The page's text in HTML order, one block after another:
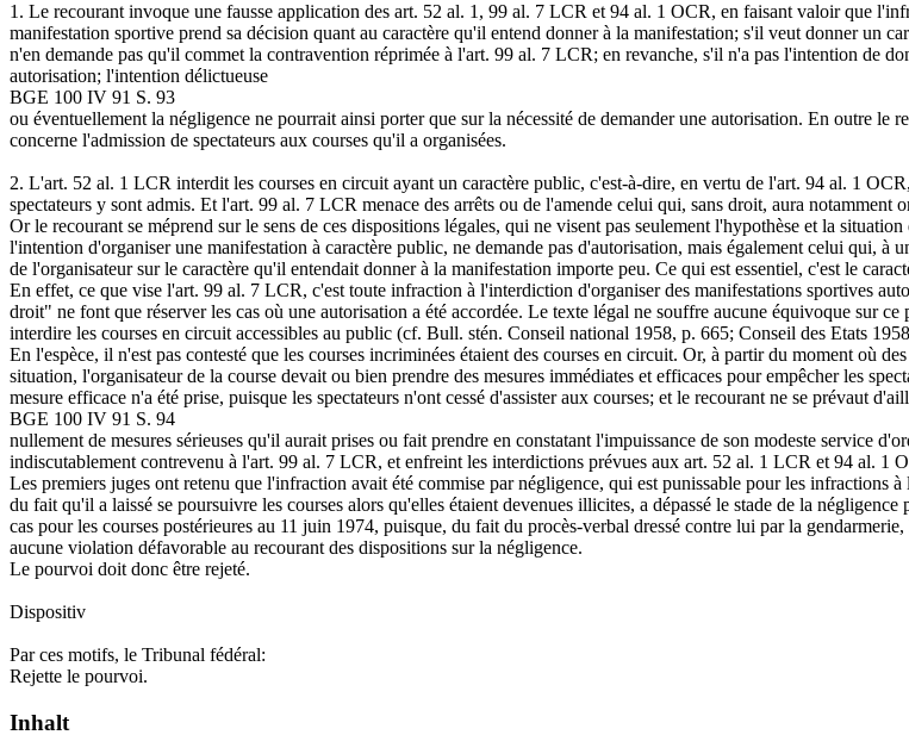
1. Le recourant invoque une fausse application des art. 52 al. 1, 99 al. 7 LCR et 94 al. 1 OCR, en faisant valoir que
manifestation sportive prend sa décision quant au caractère qu'il entend donner à la manifestation; s'il veut donner un
n'en demande pas qu'il commet la contravention réprimée à l'art. 99 al. 7 LCR; en revanche, s'il n'a pas l'intention de
autorisation; l'intention délictueuse
BGE 100 IV 91 S. 93
ou éventuellement la négligence ne pourrait ainsi porter que sur la nécessité de demander une autorisation. En outre
concerne l'admission de spectateurs aux courses qu'il a organisées.
2. L'art. 52 al. 1 LCR interdit les courses en circuit ayant un caractère public, c'est-à-dire, en vertu de l'art. 94 al. 1
spectateurs y sont admis. Et l'art. 99 al. 7 LCR menace des arrêts ou de l'amende celui qui, sans droit, aura notamment
Or le recourant se méprend sur le sens de ces dispositions légales, qui ne visent pas seulement l'hypothèse et la
l'intention d'organiser une manifestation à caractère public, ne demande pas d'autorisation, mais également celui qui,
de l'organisateur sur le caractère qu'il entendait donner à la manifestation importe peu. Ce qui est essentiel, c'est le
En effet, ce que vise l'art. 99 al. 7 LCR, c'est toute infraction à l'interdiction d'organiser des manifestations sportives
droit" ne font que réserver les cas où une autorisation a été accordée. Le texte légal ne souffre aucune équivoque sur
interdire les courses en circuit accessibles au public (cf. Bull. stén. Conseil national 1958, p. 665; Conseil des Etats
En l'espèce, il n'est pas contesté que les courses incriminées étaient des courses en circuit. Or, à partir du moment où
situation, l'organisateur de la course devait ou bien prendre des mesures immédiates et efficaces pour empêcher les
mesure efficace n'a été prise, puisque les spectateurs n'ont cessé d'assister aux courses; et le recourant ne se prévaut
BGE 100 IV 91 S. 94
nullement de mesures sérieuses qu'il aurait prises ou fait prendre en constatant l'impuissance de son modeste service
indiscutablement contrevenu à l'art. 99 al. 7 LCR, et enfreint les interdictions prévues aux art. 52 al. 1 LCR et 94 al. 1
Les premiers juges ont retenu que l'infraction avait été commise par négligence, qui est punissable pour les
du fait qu'il a laissé se poursuivre les courses alors qu'elles étaient devenues illicites, a dépassé le stade de la
cas pour les courses postérieures au 11 juin 1974, puisque, du fait du procès-verbal dressé contre lui par la
aucune violation défavorable au recourant des dispositions sur la négligence.
Le pourvoi doit donc être rejeté.
Dispositiv
Par ces motifs, le Tribunal fédéral:
Rejette le pourvoi.
Inhalt